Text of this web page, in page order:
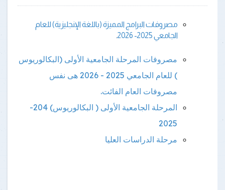
مصروفات البرامج المميزة (باللغة الإنجليزية) للعام
الجامعي 2025- 2026
.
مصروفات المرحلة الجامعية الأولى (البكالوريوس
) للعام الجامعي 2025 - 2026 هى نفس
مصروفات العام الفائت.
المرحلة الجامعية الأولى ( البكالوريوس) 204-
2025
مرحلة الدراسات العليا